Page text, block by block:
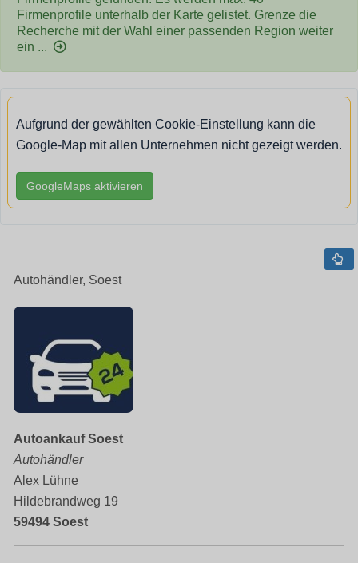
Firmenprofile unterhalb der Karte gelistet. Grenze die
Recherche mit der Wahl einer passenden Region weiter
ein ...
Aufgrund der gewählten Cookie-Einstellung kann die
Google-Map mit allen Unternehmen nicht gezeigt werden.
GoogleMaps aktivieren
Autohändler, Soest
Autoankauf Soest
Autohändler
Alex Lühne
Hildebrandweg 19
59494 Soest